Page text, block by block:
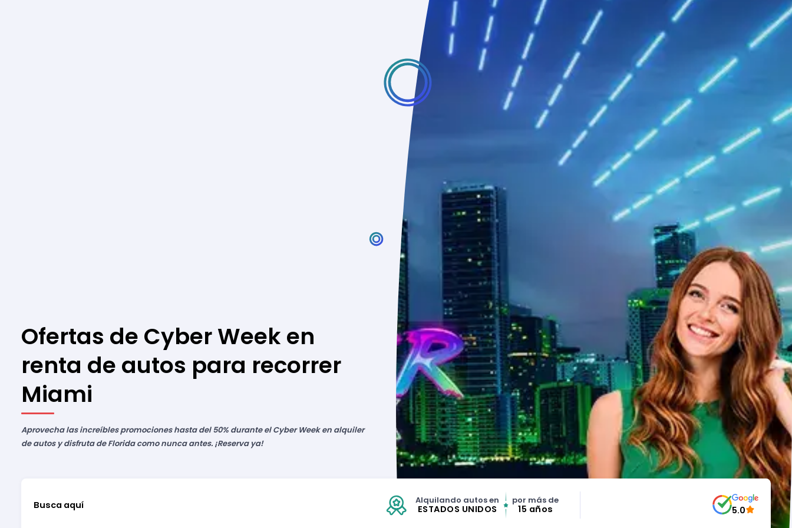
Ofertas de Cyber Week en
renta de autos para recorrer
Miami
Aprovecha las increíbles promociones hasta del 50% durante el Cyber Week en alquiler
de autos y disfruta de Florida como nunca antes. ¡Reserva ya!
Busca aquí Alquilando autos en
ESTADOS UNIDOS
por más de
15 años 5.0